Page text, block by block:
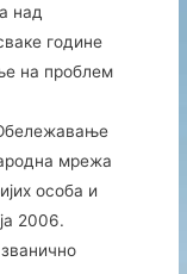
над
године
на проблем
мрежа
особа и
2006.